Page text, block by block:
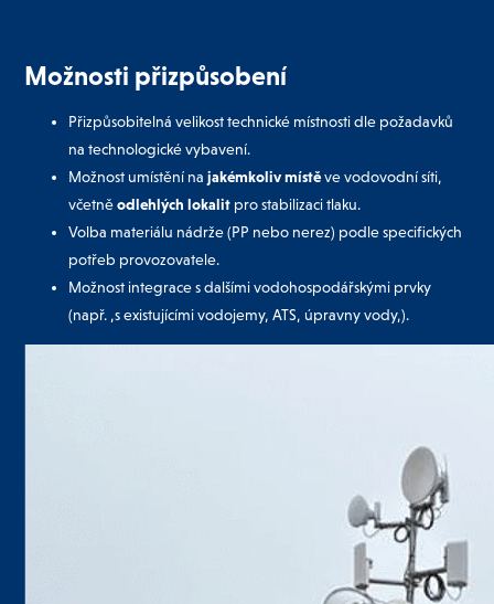
Možnosti přizpůsobení
Přizpůsobitelná velikost technické místnosti dle požadavků
na technologické vybavení.
Možnost umístění najakémkoliv místěve vodovodní síti,
včetněodlehlých lokalit pro stabilizaci tlaku.
Volba materiálu nádrže (PP nebo nerez) podle specifických
potřeb provozovatele.
Možnost integrace s dalšími vodohospodářskými prvky
(např. ,s existujícími vodojemy, ATS, úpravny vody,).